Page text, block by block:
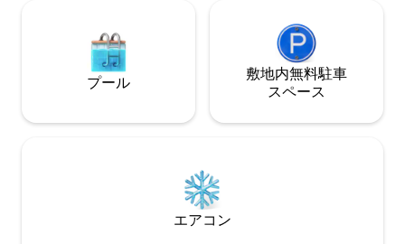
プール
敷地内無料駐⁠車
ス⁠ペ⁠ー⁠ス
エアコン